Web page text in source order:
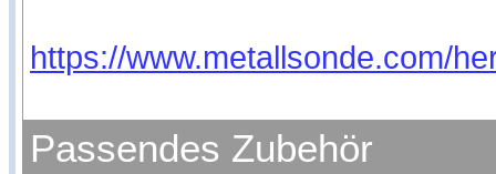
https://www.metallsonde.com/
Passendes Zubehör